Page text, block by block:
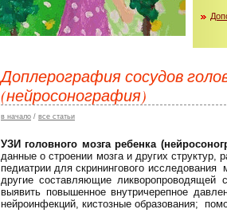
Доплерография сосудов
(нейросонография)
в начало / все статьи
УЗИ головного мозга ребенка
данные о строении мозга и других
педиатрии для скринингового
другие составляющие ликворопроводящей
выявить повышенное внутричерепное
нейроинфекций, кистозные образования;